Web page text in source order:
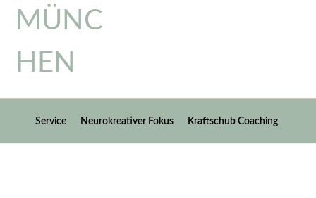
Service Neurokreativer Fokus Kraftschub Coaching